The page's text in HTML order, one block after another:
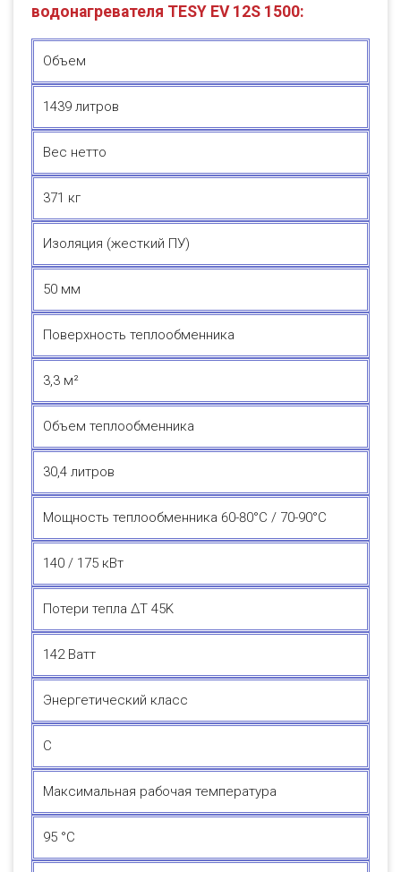
водонагревателя TESY EV 12S 1500:
Объем
1439 литров
Вес нетто
371 кг
Изоляция (жесткий ПУ)
50 мм
Поверхность теплообменника
3,3 м²
Объем теплообменника
30,4 литров
Мощность теплообменника 60-80°C / 70-90°C
140 / 175 кВт
Потери тепла ΔT 45K
142 Ватт
Энергетический класс
С
Максимальная рабочая температура
95 °C